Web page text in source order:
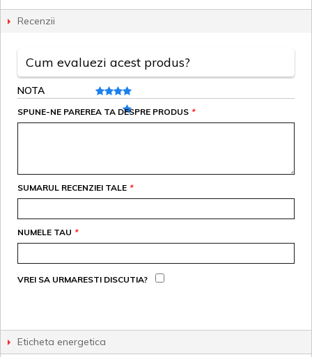
Recenzii
Cum evaluezi acest produs?
NOTA
*
SPUNE-NE PAREREA TA DESPRE PRODUS
*
SUMARUL RECENZIEI TALE
*
NUMELE TAU
VREI SA URMARESTI DISCUTIA?
Eticheta energetica